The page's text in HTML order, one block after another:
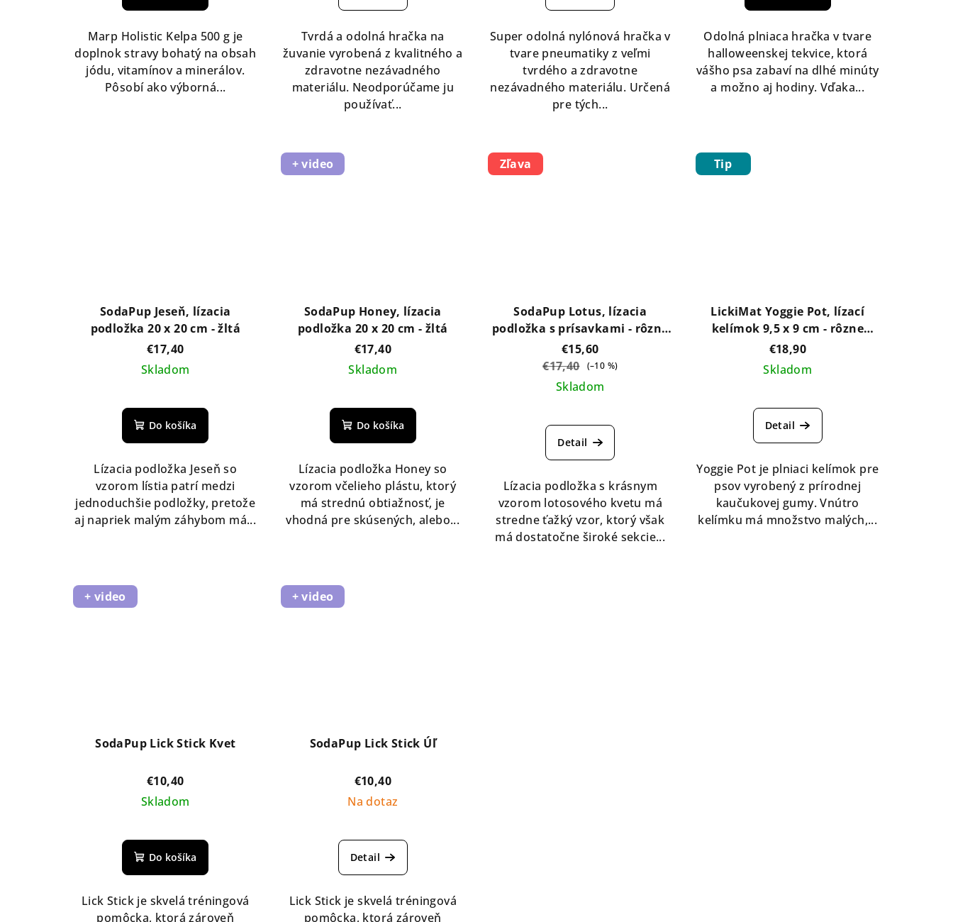
Marp Holistic Kelpa 500 g je
doplnok stravy bohatý na obsah
jódu, vitamínov a minerálov.
Pôsobí ako výborná...
Tvrdá a odolná hračka na
žuvanie vyrobená z kvalitného a
zdravotne nezávadného
materiálu. Neodporúčame ju
používať...
Super odolná nylónová hračka v
tvare pneumatiky z veľmi
tvrdého a zdravotne
nezávadného materiálu. Určená
pre tých...
Odolná plniaca hračka v tvare
halloweenskej tekvice, ktorá
vášho psa zabaví na dlhé minúty
a možno aj hodiny. Vďaka...
SodaPup Jeseň, lízacia
podložka 20 x 20 cm - žltá
€17,40
Skladom
Do košíka
Lízacia podložka Jeseň so
vzorom lístia patrí medzi
jednoduchšie podložky, pretože
aj napriek malým záhybom má...
+ video
SodaPup Honey, lízacia
podložka 20 x 20 cm - žltá
€17,40
Skladom
Do košíka
Lízacia podložka Honey so
vzorom včelieho plástu, ktorý
má strednú obtiažnosť, je
vhodná pre skúsených, alebo...
Zľava
SodaPup Lotus, lízacia
podložka s prísavkami - rôzne
farby
€15,60
€17,40
(–10 %)
Skladom
Detail
Lízacia podložka s krásnym
vzorom lotosového kvetu má
stredne ťažký vzor, ktorý však
má dostatočne široké sekcie...
Tip
LickiMat Yoggie Pot, lízací
kelímok 9,5 x 9 cm - rôzne
farby
€18,90
Skladom
Detail
Yoggie Pot je plniaci kelímok pre
psov vyrobený z prírodnej
kaučukovej gumy. Vnútro
kelímku má množstvo malých,...
+ video
SodaPup Lick Stick Kvet
€10,40
Skladom
Do košíka
Lick Stick je skvelá tréningová
pomôcka, ktorá zároveň
+ video
SodaPup Lick Stick Úľ
€10,40
Na dotaz
Detail
Lick Stick je skvelá tréningová
pomôcka, ktorá zároveň